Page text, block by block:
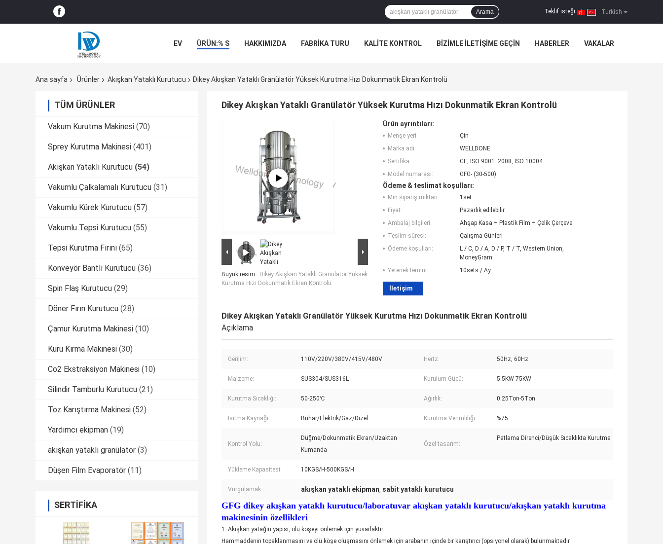
Turkish
Teklif isteği |
Arama
EV ÜRÜN:% S HAKKIMIZDA FABRIKA TURU KALITE KONTROL BIZIMLE ILETIŞIME GEÇIN HABERLER VAKALAR
Ana sayfa
Ürünler Akışkan Yataklı Kurutucu Dikey Akışkan Yataklı Granülatör Yüksek Kurutma Hızı Dokunmatik Ekran Kontrolü
TÜM ÜRÜNLER
Vakum Kurutma Makinesi (70)
Sprey Kurutma Makinesi (401)
Akışkan Yataklı Kurutucu (54)
Vakumlu Çalkalamalı Kurutucu (31)
Vakumlu Kürek Kurutucu (57)
Vakumlu Tepsi Kurutucu (55)
Tepsi Kurutma Fırını (65)
Konveyör Bantlı Kurutucu (36)
Spin Flaş Kurutucu (29)
Döner Fırın Kurutucu (28)
Çamur Kurutma Makinesi (10)
Kuru Kırma Makinesi (30)
Co2 Ekstraksiyon Makinesi (10)
Silindir Tamburlu Kurutucu (21)
Toz Karıştırma Makinesi (52)
Yardımcı ekipman (19)
akışkan yataklı granülatör (3)
Düşen Film Evaporatör (11)
SERTIFIKA
Dikey Akışkan Yataklı Granülatör Yüksek Kurutma Hızı Dokunmatik Ekran Kontrolü
Büyük resim : Dikey Akışkan Yataklı Granülatör Yüksek
Kurutma Hızı Dokunmatik Ekran Kontrolü
Ürün ayrıntıları:
Menşe yeri:
Çin
Marka adı:
WELLDONE
Sertifika:
CE, ISO 9001: 2008, ISO 10004
Model numarası:
GFG- (30-500)
Ödeme & teslimat koşulları:
Min sipariş miktarı:
1set
Fiyat:
Pazarlık edilebilir
Ambalaj bilgileri:
Ahşap Kasa + Plastik Film + Çelik Çerçeve
Teslim süresi:
Çalışma Günleri
Ödeme koşulları:
L / C, D / A, D / P, T / T, Western Union,
MoneyGram
Yetenek temini:
10sets / Ay
İletişim
Dikey Akışkan Yataklı Granülatör Yüksek Kurutma Hızı Dokunmatik Ekran Kontrolü
Açıklama
Gerilim: 110V/220V/380V/415V/480V Hertz: 50Hz, 60Hz
Malzeme: SUS304/SUS316L Kurulum Gücü: 5.5KW-75KW
Kurutma Sıcaklığı: 50-250℃ Ağırlık: 0.25Ton-5Ton
Isıtma Kaynağı: Buhar/Elektrik/Gaz/Dizel Kurutma Verimliliği: %75
Kontrol Yolu:
Düğme/Dokunmatik Ekran/Uzaktan
Kumanda
Özel tasarım:
Patlama Direnci/Düşük Sıcaklıkta Kurutma
Yükleme Kapasitesi: 10KGS/H-500KGS/H
Vurgulamak: akışkan yataklı ekipman, sabit yataklı kurutucu
GFG dikey akışkan yataklı kurutucu/laboratuvar akışkan yataklı kurutucu/akışkan yataklı kurutma
makinesinin özellikleri
1. Akışkan yatağın yapısı, ölü köşeyi önlemek için yuvarlaktır.
Hammaddenin topaklanmasını ve ölü köşe oluşmasını önlemek için arabanın içinde bir karıştırıcı (opsiyonel olarak) bulunmaktadır.